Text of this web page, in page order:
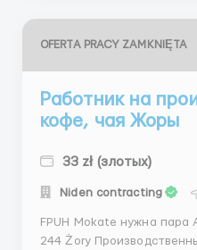
OFERTA PRACY ZAMKNIĘTA
Работник на
кофе, чая Жоры
33 zł (злотых)
Niden contracting
FPUH Mokate нужна пара Адрес: Strażacka 48, 44-
244 Żory Производственный рабочий умова о праце